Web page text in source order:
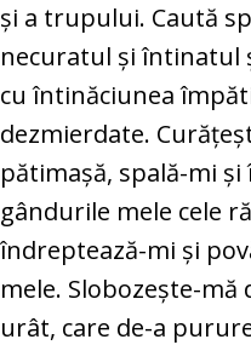
şi a trupului. Caută
necuratul şi întinatul
cu întinăciunea
dezmierdate.
pătimaşă, spală-mi
gândurile mele cele
îndreptează-mi şi
mele. Slobozeşte-mă
urât, care de-a